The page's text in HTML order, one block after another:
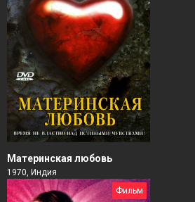
Материнская любовь
1970, Индия
Фильм